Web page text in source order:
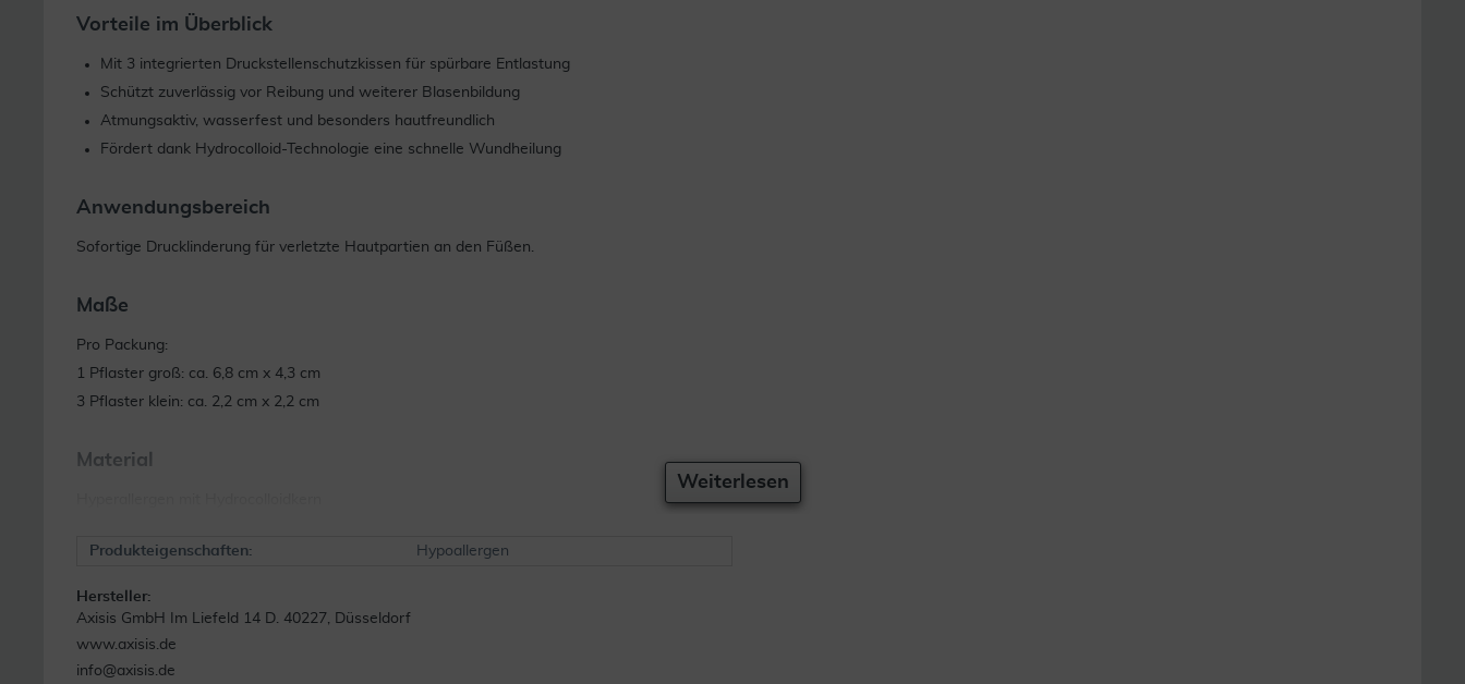
Vorteile im Überblick
Mit 3 integrierten Druckstellenschutzkissen für spürbare Entlastung
Schützt zuverlässig vor Reibung und weiterer Blasenbildung
Atmungsaktiv, wasserfest und besonders hautfreundlich
Fördert dank Hydrocolloid-Technologie eine schnelle Wundheilung
Anwendungsbereich
Sofortige Drucklinderung für verletzte Hautpartien an den Füßen.
Maße
Pro Packung:
1 Pflaster groß: ca. 6,8 cm x 4,3 cm
3 Pflaster klein: ca. 2,2 cm x 2,2 cm
Material
Weiterlesen
Produkteigenschaften: Hypoallergen
Hersteller:
Axisis GmbH Im Liefeld 14 D. 40227, Düsseldorf
www.axisis.de
info@axisis.de